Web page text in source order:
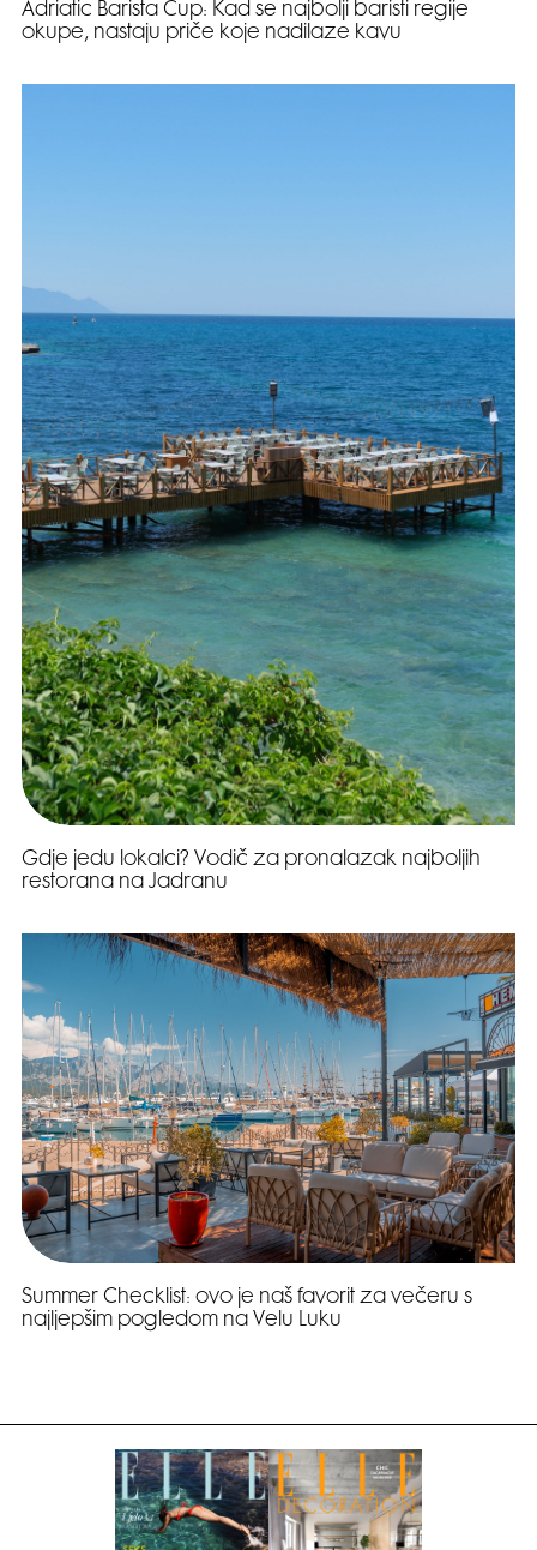
Adriatic Barista Cup: Kad se najbolji baristi regije
okupe, nastaju priče koje nadilaze kavu
Gdje jedu lokalci? Vodič za pronalazak najboljih
restorana na Jadranu
Summer Checklist: ovo je naš favorit za večeru s
najljepšim pogledom na Velu Luku